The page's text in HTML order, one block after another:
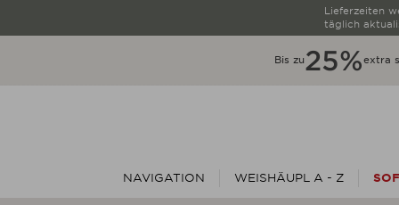
Lieferzeiten
täglich
Bis zu25%extra
NAVIGATION WEISHÄUPL A - Z